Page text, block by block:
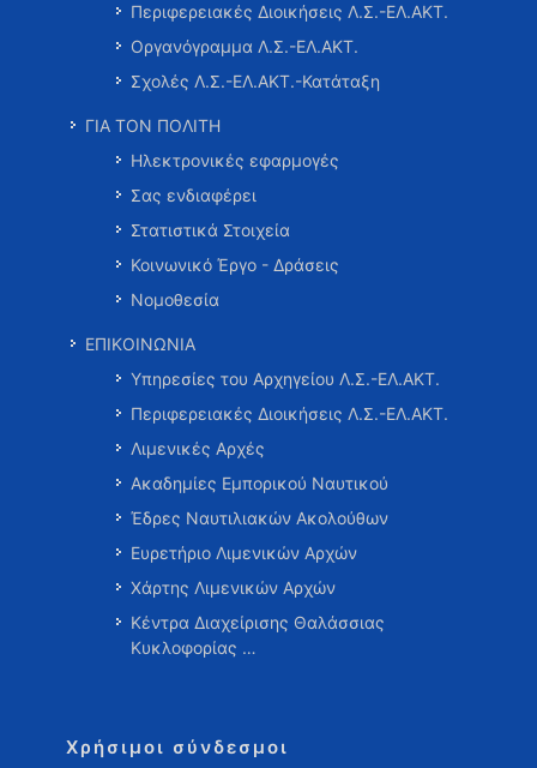
Περιφερειακές Διοικήσεις Λ.Σ.-ΕΛ.ΑΚΤ.
Οργανόγραμμα Λ.Σ.-ΕΛ.ΑΚΤ.
Σχολές Λ.Σ.-ΕΛ.ΑΚΤ.-Κατάταξη
ΓΙΑ ΤΟΝ ΠΟΛΙΤΗ
Ηλεκτρονικές εφαρμογές
Σας ενδιαφέρει
Στατιστικά Στοιχεία
Κοινωνικό Έργο - Δράσεις
Νομοθεσία
ΕΠΙΚΟΙΝΩΝΙΑ
Υπηρεσίες του Αρχηγείου Λ.Σ.-ΕΛ.ΑΚΤ.
Περιφερειακές Διοικήσεις Λ.Σ.-ΕΛ.ΑΚΤ.
Λιμενικές Αρχές
Ακαδημίες Εμπορικού Ναυτικού
Έδρες Ναυτιλιακών Ακολούθων
Ευρετήριο Λιμενικών Αρχών
Χάρτης Λιμενικών Αρχών
Κέντρα Διαχείρισης Θαλάσσιας
Κυκλοφορίας …
Χρήσιμοι σύνδεσμοι